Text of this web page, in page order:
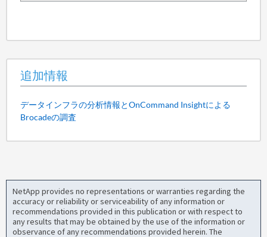
追加情報
データインフラの分析情報とOnCommand Insightによる
Brocadeの調査
NetApp provides no representations or warranties regarding the
accuracy or reliability or serviceability of any information or
recommendations provided in this publication or with respect to
any results that may be obtained by the use of the information or
observance of any recommendations provided herein. The